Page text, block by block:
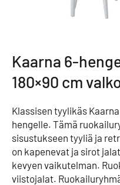
Kaarna 6-
180×90 cm
Klassisen tyylikäs
hengelle. Tämä
sisustukseen tyyliä ja
on kapenevat ja sirot
kevyen vaikutelman.
viistojalat.